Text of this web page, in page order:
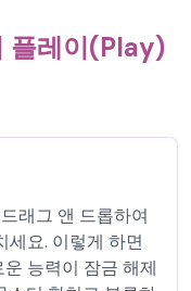
플레이(Play)
래그 앤 드롭하여
세요. 이렇게 하면
능력이 잠금 해제